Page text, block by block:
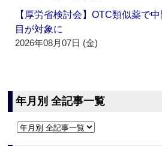
【厚労省検討会】OTC類似薬で
目が対象に
2026年08月07日 (金)
年月別 全記事一覧